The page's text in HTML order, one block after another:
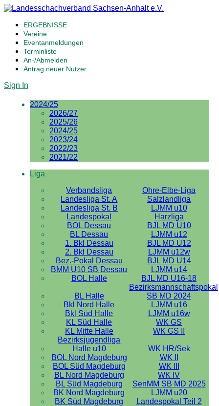
ERGEBNISSE
Vereine
Eventanmeldungen
Terminliste
An-/Abmelden
Antrag neuer Nutzer
Sign In
2024/25
2026/27
2025/26
2024/25
2023/24
2022/23
2021/22
Liga
Verbandsliga
Ohre-Elbe-Liga
Landesliga St. A
Salzlandliga
Landesliga St. B
LJMM u10
Landespokal
Harzliga
BOL Dessau
BJL MD U10
BL Dessau
LJMM u12
1. Bkl Dessau
BJL MD U12
2. Bkl Dessau
LJMM u12w
Bez.-Pokal Dessau
BJL MD U14
BMM U10 SB Dessau
LJMM u14
BOL Halle
BJL MD U16-18
BL Halle
Bezirksmannschaftspokal
SB MD 2024
Bkl Nord Halle
LJMM u16
Bkl Süd Halle
LJMM u16w
KL Süd Halle
WK GS
KL Mitte Halle
WK GS II
Bezirksjugendliga
Halle u10
WK HR/Sek
BOL Nord Magdeburg
WK II
BOL Süd Magdeburg
WK III
BL Nord Magdeburg
WK IV
BL Süd Magdeburg
SenMM SB MD 2025
BK Nord Magdeburg
LJMM u20
BK Süd Magdeburg
Landespokal Teil 2